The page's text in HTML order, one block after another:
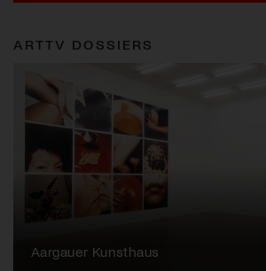
ARTTV DOSSIERS
Künstlerin
Aargauer Kunsthaus
Gewerbemuseum Winterthur
Liste Art Fair Basel
Bündner Kunstmuseum
Künstler:innen Portraits
Junge Schweizer Kunst
Vögele Kultur Zentrum
Nidwaldner Museum
Haus für Kunst Uri